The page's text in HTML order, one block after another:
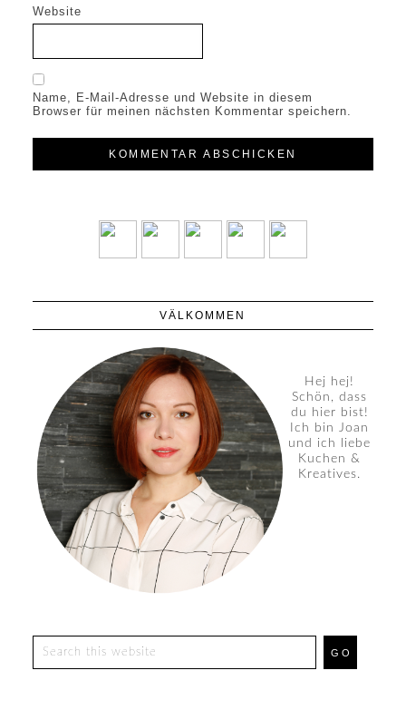
Website
Name, E-Mail-Adresse und Website in diesem
Browser für meinen nächsten Kommentar speichern.
VÄLKOMMEN
Hej hej!
Schön, dass
du hier bist!
Ich bin Joan
und ich liebe
Kuchen &
Kreatives.